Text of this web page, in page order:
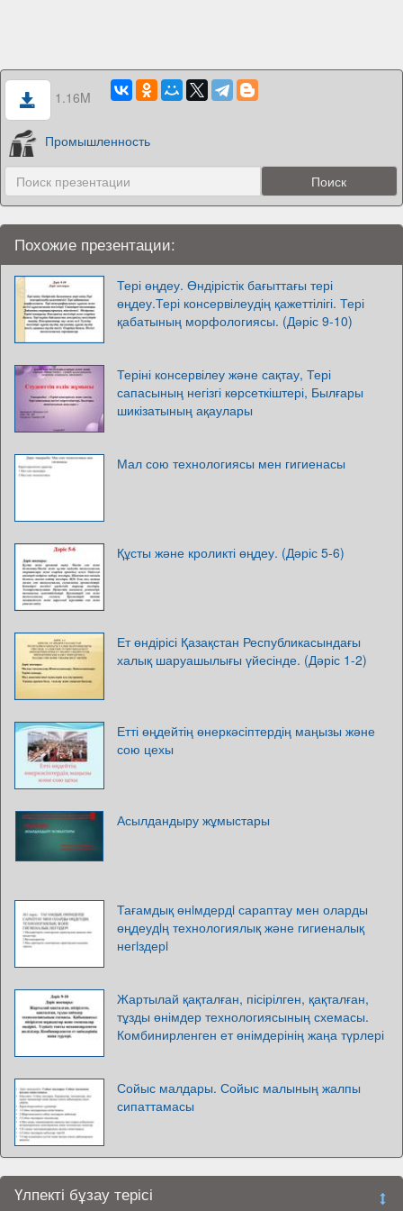
1.16M
Промышленность
Похожие презентации:
Тері өңдеу. Өндірістік бағыттағы тері
өңдеу.Тері консервілеудің қажеттілігі. Тері
қабатының морфологиясы. (Дәріс 9-10)
Теріні консервілеу және сақтау, Тері
сапасының негізгі көрсеткіштері, Былғары
шикізатының ақаулары
Мал сою технологиясы мен гигиенасы
Құсты және кроликті өңдеу. (Дәріс 5-6)
Ет өндірісі Қазақстан Республикасындағы
халық шаруашылығы үйесінде. (Дәріс 1-2)
Етті өңдейтің өнеркәсіптердің маңызы және
сою цехы
Асылдандыру жұмыстары
Тағамдық өнiмдердi сараптау мен оларды
өңдеудiң технологиялық және гигиеналық
негiздерi
Жартылай қақталған, пісірілген, қақталған,
тұзды өнімдер технологиясының схемасы.
Комбинирленген ет өнімдерінің жаңа түрлері
Сойыс малдары. Сойыс малының жалпы
сипаттамасы
Үлпекті бұзау терісі